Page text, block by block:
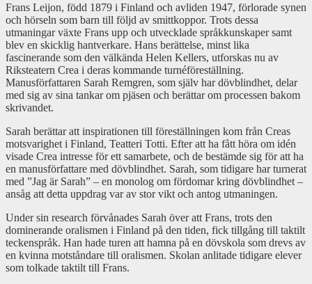
Frans Leijon, född 1879 i Finland och avliden 1947, förlorade synen
och hörseln som barn till följd av smittkoppor. Trots dessa
utmaningar växte Frans upp och utvecklade språkkunskaper samt
blev en skicklig hantverkare. Hans berättelse, minst lika
fascinerande som den välkända Helen Kellers, utforskas nu av
Riksteatern Crea i deras kommande turnéföreställning.
Manusförfattaren Sarah Remgren, som själv har dövblindhet, delar
med sig av sina tankar om pjäsen och berättar om processen bakom
skrivandet.
Sarah berättar att inspirationen till föreställningen kom från Creas
motsvarighet i Finland, Teatteri Totti. Efter att ha fått höra om idén
visade Crea intresse för ett samarbete, och de bestämde sig för att ha
en manusförfattare med dövblindhet. Sarah, som tidigare har turnerat
med ”Jag är Sarah” – en monolog om fördomar kring dövblindhet –
ansåg att detta uppdrag var av stor vikt och antog utmaningen.
Under sin research förvånades Sarah över att Frans, trots den
dominerande oralismen i Finland på den tiden, fick tillgång till taktilt
teckenspråk. Han hade turen att hamna på en dövskola som drevs av
en kvinna motståndare till oralismen. Skolan anlitade tidigare elever
som tolkade taktilt till Frans.